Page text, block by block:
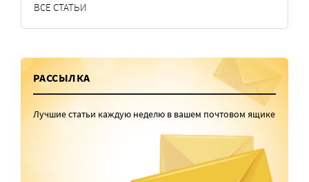
ВСЕ СТАТЬИ
РАССЫЛКА
Лучшие статьи каждую неделю в вашем почтовом ящике